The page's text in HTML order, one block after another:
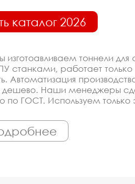
каталог 2026
тоннели
станками, работает
дешево. Наши менеджеры
ГОСТ. Используем
на тоннели